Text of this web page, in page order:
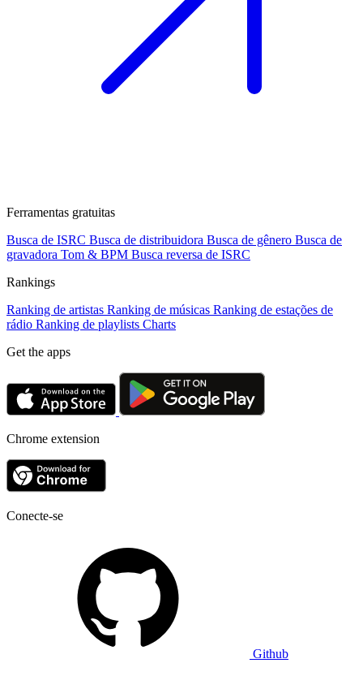
Ferramentas gratuitas
Busca de ISRC Busca de distribuidora Busca de gênero Busca de
gravadora Tom & BPM Busca reversa de ISRC
Rankings
Ranking de artistas Ranking de músicas Ranking de estações de
rádio Ranking de playlists Charts
Get the apps
Chrome extension
Conecte-se
Github